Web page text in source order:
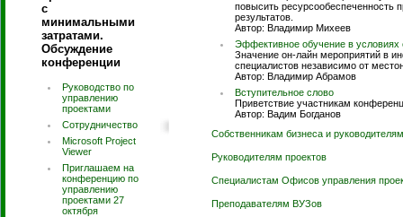
с
минимальными
затратами.
Обсуждение
конференции
Руководство по
управлению
проектами
Сотрудничество
Microsoft Project
Viewer
Приглашаем на
конференцию по
управлению
проектами 27
октября
повысить ресурсообеспеченность
результатов.
Автор: Владимир Михеев
Эффективное обучение в условиях
Значение он-лайн мероприятий в
специалистов независимо от
Автор: Владимир Абрамов
Вступительное слово
Приветствие участникам
Автор: Вадим Богданов
Собственникам бизнеса и
Руководителям проектов
Специалистам Офисов управления
Преподавателям ВУЗов